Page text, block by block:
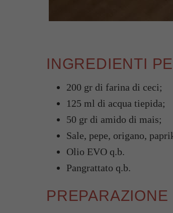
INGREDIENTI
200 gr di farina di ceci;
125 ml di acqua tiepida;
50 gr di amido di mais;
Sale, pepe, origano,
Olio EVO q.b.
Pangrattato q.b.
PREPARAZIONE